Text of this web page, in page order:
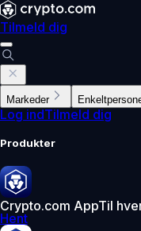
Tilmeld dig
Markeder
Log indTilmeld dig
Produkter
Crypto.com AppTil
Hent